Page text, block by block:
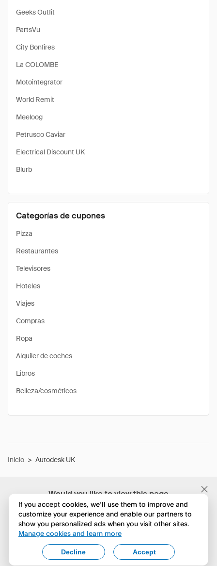
Would you like to view this page
in English?
No, seguir navegando
Yes, change to English
Geeks Outfit
PartsVu
City Bonfires
La COLOMBE
Motointegrator
World Remit
Meeloog
Petrusco Caviar
Electrical Discount UK
Blurb
Categorías de cupones
Pizza
Restaurantes
Televisores
Hoteles
Viajes
Compras
Ropa
Alquiler de coches
Libros
Belleza/cosméticos
Inicio > Autodesk UK
If you accept cookies, we’ll use them to improve and
customize your experience and enable our partners to
show you personalized ads when you visit other sites.
Manage cookies and learn more
Accept
Decline